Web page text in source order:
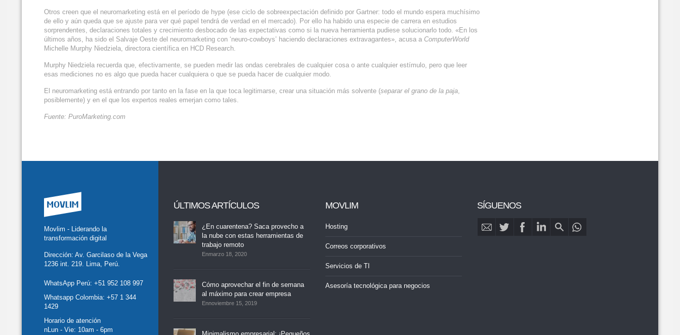
Otros creen que el neuromarketing está en el período de hype (ese ciclo de sobreexpectación definido por Gartner: todo el mundo espera muchísimo
de ello y aún queda que se ajuste para ver qué papel tendrá de verdad en el mercado). Por ello ha habido una especie de carrera en estudios
sorprendentes, declaraciones totales y crecimiento desbocado de las expectativas como si la nueva herramienta pudiese solucionarlo todo. «En los
últimos años, ha sido el Salvaje Oeste del neuromarketing con ‘neuro-cowboys’ haciendo declaraciones extravagantes», acusa a ComputerWorld
Michelle Murphy Niedziela, directora científica en HCD Research.
Murphy Niedziela recuerda que, efectivamente, se pueden medir las ondas cerebrales de cualquier cosa o ante cualquier estímulo, pero que leer
esas mediciones no es algo que pueda hacer cualquiera o que se pueda hacer de cualquier modo.
El neuromarketing está entrando por tanto en la fase en la que toca legitimarse, crear una situación más solvente (separar el grano de la paja,
posiblemente) y en el que los expertos reales emerjan como tales.
Fuente: PuroMarketing.com
Movlim - Liderando la
transformación digital
Dirección: Av. Garcilaso de la Vega
1236 int. 219. Lima, Perú.
WhatsApp Perú: +51 952 108 997
Whatsapp Colombia: +57 1 344
1429
Horario de atención
nLun - Vie: 10am - 6pm
ÚLTIMOS ARTÍCULOS
¿En cuarentena? Saca provecho a
la nube con estas herramientas de
trabajo remoto
Enmarzo 18, 2020
Cómo aprovechar el fin de semana
al máximo para crear empresa
Ennoviembre 15, 2019
MOVLIM
Hosting
Correos corporativos
Servicios de TI
Asesoría tecnológica para negocios
SÍGUENOS